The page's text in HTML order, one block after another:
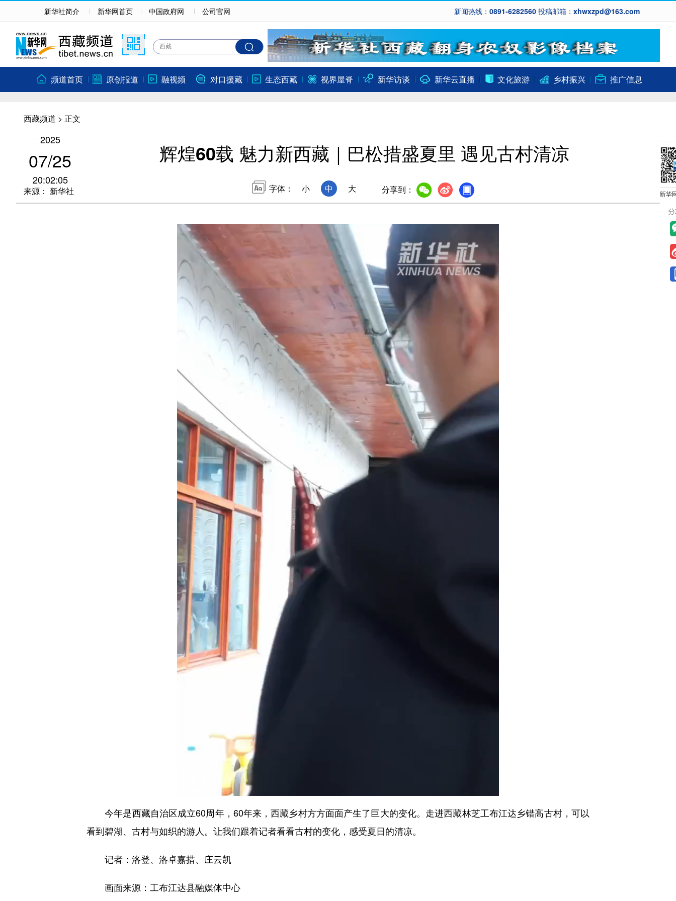
新华社简介 新华网首页 中国政府网 公司官网 新闻热线：0891-6282560 投稿邮箱：xhwxzpd@163.com
频道首页 原创报道 融视频 对口援藏 生态西藏 视界屋脊 新华访谈 新华云直播 文化旅游 乡村振兴 推广信息
西藏频道 > 正文
2025
07/25
20:02:05
来源： 新华社
辉煌60载 魅力新西藏｜巴松措盛夏里 遇见古村清凉
字体： 小 中 大 分享到：
今年是西藏自治区成立60周年，60年来，西藏乡村方方面面产生了巨大的变化。走进西藏林芝工布江达乡错高古村，可以
看到碧湖、古村与如织的游人。让我们跟着记者看看古村的变化，感受夏日的清凉。
记者：洛登、洛卓嘉措、庄云凯
画面来源：工布江达县融媒体中心